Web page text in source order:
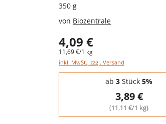
350 g
von Biozentrale
4,09 €
11,69 €/1 kg
inkl. MwSt., zzgl. Versand
Staffelpreise - Mengenrabatt
ab 3 Stück 5%
3,89 €
(11,11 €/1 kg)